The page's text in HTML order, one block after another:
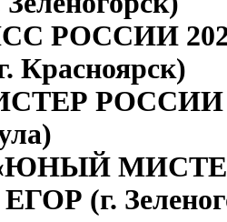
РОССИИ
РОССИИ
(г.